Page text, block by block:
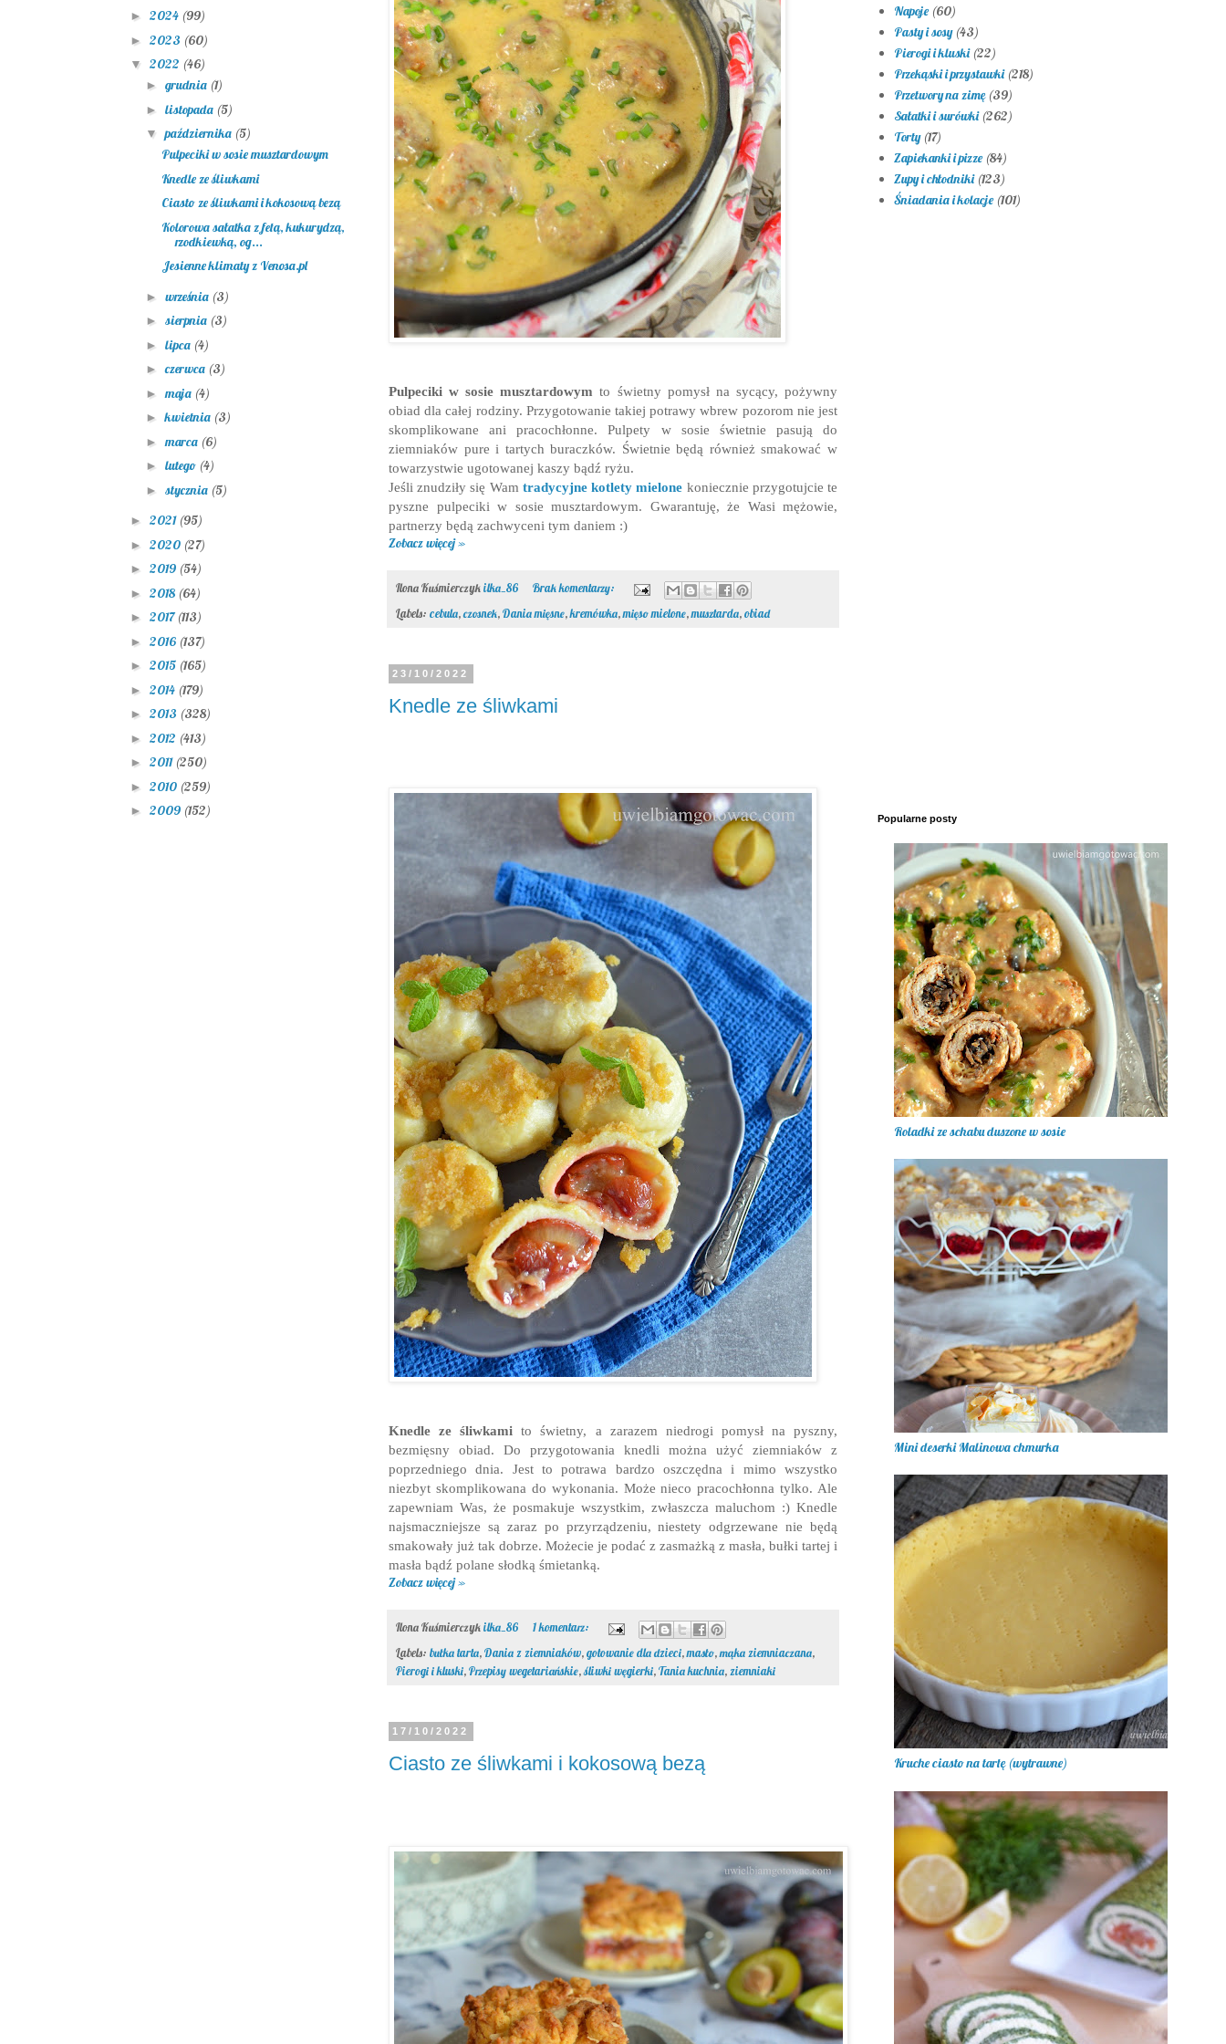
Pulpeciki w sosie musztardowym to świetny pomysł na sycący, pożywny
obiad dla całej rodziny. Przygotowanie takiej potrawy wbrew pozorom nie jest
skomplikowane ani pracochłonne. Pulpety w sosie świetnie pasują do
ziemniaków pure i tartych buraczków. Świetnie będą również smakować w
towarzystwie ugotowanej kaszy bądź ryżu.
Jeśli znudziły się Wam tradycyjne kotlety mielone koniecznie przygotujcie te
pyszne pulpeciki w sosie musztardowym. Gwarantuję, że Wasi mężowie,
partnerzy będą zachwyceni tym daniem :)
Zobacz więcej »
Ilona Kuśmierczykilka_86
Brak komentarzy:
Labels: cebula,czosnek,Dania mięsne,kremówka,mięso mielone,musztarda,obiad
23/10/2022
Knedle ze śliwkami
Knedle ze śliwkami to świetny, a zarazem niedrogi pomysł na pyszny,
bezmięsny obiad. Do przygotowania knedli można użyć ziemniaków z
poprzedniego dnia. Jest to potrawa bardzo oszczędna i mimo wszystko
niezbyt skomplikowana do wykonania. Może nieco pracochłonna tylko. Ale
zapewniam Was, że posmakuje wszystkim, zwłaszcza maluchom :) Knedle
najsmaczniejsze są zaraz po przyrządzeniu, niestety odgrzewane nie będą
smakowały już tak dobrze. Możecie je podać z zasmażką z masła, bułki tartej i
masła bądź polane słodką śmietanką.
Zobacz więcej »
Ilona Kuśmierczykilka_86
1 komentarz:
Labels: bułka tarta,Dania z ziemniaków,gotowanie dla dzieci,masło,mąka ziemniaczana,
Pierogi i kluski,Przepisy wegetariańskie,śliwki węgierki,Tania kuchnia, ziemniaki
17/10/2022
Ciasto ze śliwkami i kokosową bezą
► 2024 (99)
► 2023 (60)
▼ 2022 (46)
► grudnia (1)
► listopada (5)
▼października (5)
Pulpeciki w sosie musztardowym
Knedle ze śliwkami
Ciasto ze śliwkami i kokosową bezą
Kolorowa sałatka z fetą, kukurydzą,
rzodkiewką, og...
Jesienne klimaty z Venosa.pl
► września (3)
► sierpnia (3)
► lipca (4)
►czerwca (3)
► maja (4)
►kwietnia (3)
► marca (6)
► lutego (4)
► stycznia (5)
► 2021 (95)
► 2020 (27)
► 2019 (54)
► 2018 (64)
► 2017(113)
► 2016 (137)
► 2015 (165)
► 2014 (179)
► 2013 (328)
► 2012 (413)
► 2011 (250)
► 2010 (259)
► 2009 (152)
Napoje (60)
Pasty i sosy (43)
Pierogi i kluski (22)
Przekąski i przystawki (218)
Przetwory na zimę (39)
Sałatki i surówki (262)
Torty (17)
Zapiekanki i pizze (84)
Zupy i chłodniki (123)
Śniadania i kolacje (101)
Popularne posty
Roladki ze schabu duszone w sosie
Mini deserki Malinowa chmurka
Kruche ciasto na tartę (wytrawne)